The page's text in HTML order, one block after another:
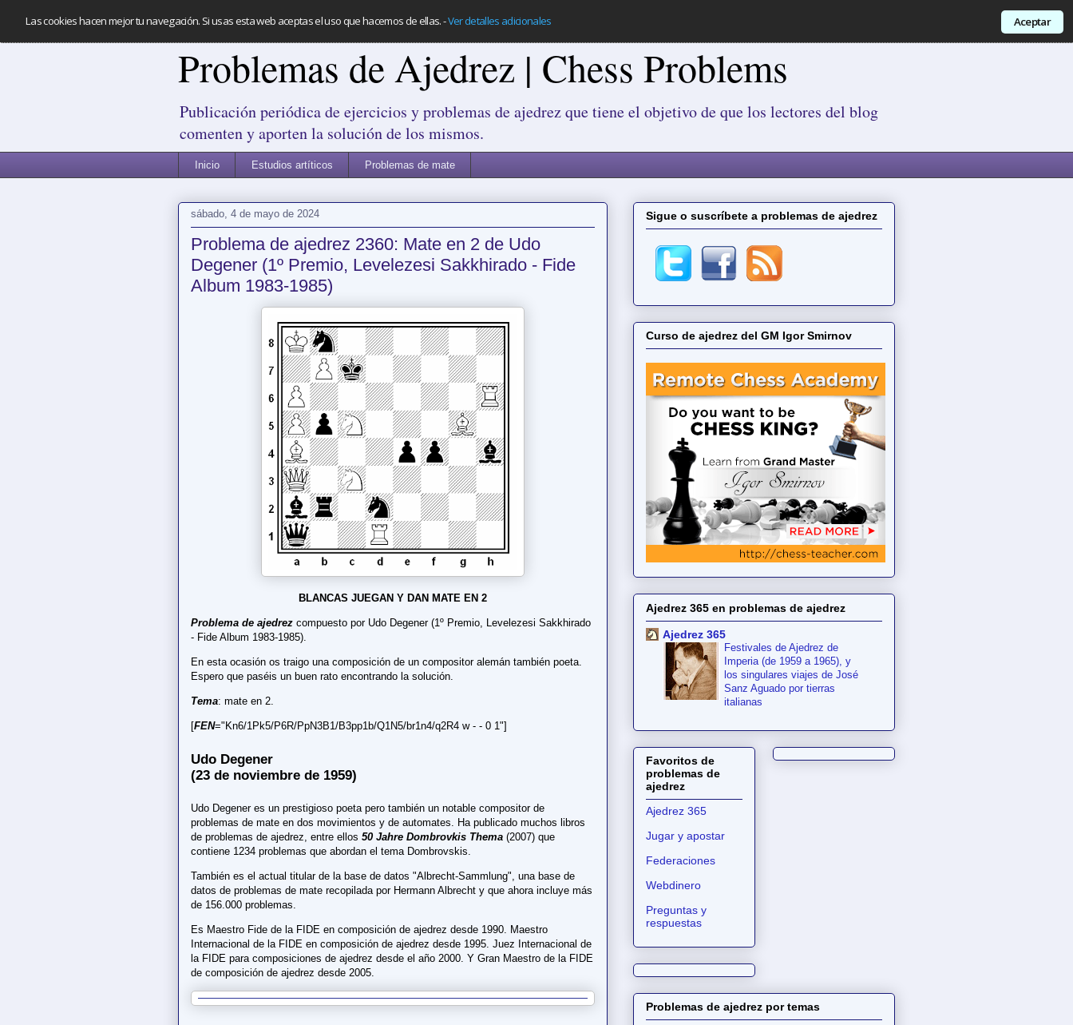
Las cookies hacen mejor tu navegación. Si usas esta web aceptas el uso que hacemos de ellas.-Ver detalles adicionales Aceptar
Problemas de Ajedrez | Chess Problems
Publicación periódica de ejercicios y problemas de ajedrez que tiene el objetivo de que los lectores del blog
comenten y aporten la solución de los mismos.
Inicio Estudios artíticos Problemas de mate
sábado, 4 de mayo de 2024
Problema de ajedrez 2360: Mate en 2 de Udo
Degener (1º Premio, Levelezesi Sakkhirado - Fide
Album 1983-1985)
BLANCAS JUEGAN Y DAN MATE EN 2
Problema de ajedrez compuesto por Udo Degener (1º Premio, Levelezesi Sakkhirado
- Fide Album 1983-1985).
En esta ocasión os traigo una composición de un compositor alemán también poeta.
Espero que paséis un buen rato encontrando la solución.
Tema: mate en 2.
[FEN="Kn6/1Pk5/P6R/PpN3B1/B3pp1b/Q1N5/br1n4/q2R4 w - - 0 1"]
Udo Degener
(23 de noviembre de 1959)
Udo Degener es un prestigioso poeta pero también un notable compositor de
problemas de mate en dos movimientos y de automates. Ha publicado muchos libros
de problemas de ajedrez, entre ellos 50 Jahre Dombrovkis Thema (2007) que
contiene 1234 problemas que abordan el tema Dombrovskis.
También es el actual titular de la base de datos "Albrecht-Sammlung", una base de
datos de problemas de mate recopilada por Hermann Albrecht y que ahora incluye más
de 156.000 problemas.
Es Maestro Fide de la FIDE en composición de ajedrez desde 1990. Maestro
Internacional de la FIDE en composición de ajedrez desde 1995. Juez Internacional de
la FIDE para composiciones de ajedrez desde el año 2000. Y Gran Maestro de la FIDE
de composición de ajedrez desde 2005.
Sigue o suscríbete a problemas de ajedrez
Curso de ajedrez del GM Igor Smirnov
Ajedrez 365 en problemas de ajedrez
Ajedrez 365
Festivales de Ajedrez de
Imperia (de 1959 a 1965), y
los singulares viajes de José
Sanz Aguado por tierras
italianas
Favoritos de
problemas de
ajedrez
Ajedrez 365
Jugar y apostar
Federaciones
Webdinero
Preguntas y
respuestas
Problemas de ajedrez por temas